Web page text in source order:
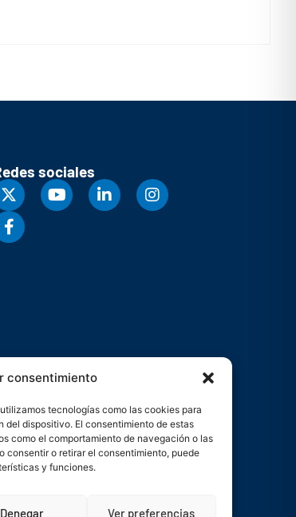
consentimiento
tecnologías como las cookies para
dispositivo. El consentimiento de estas
como el comportamiento de navegación o las
consentir o retirar el consentimiento, puede
y funciones.
Denegar Ver preferencias
sociales